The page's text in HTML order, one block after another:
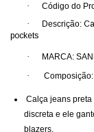
· Código do
· Descrição:
pockets
· MARCA:
·
Calça jeans preta
discreta e ele
blazers.